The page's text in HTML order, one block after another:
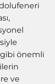
gibi önemli
ve